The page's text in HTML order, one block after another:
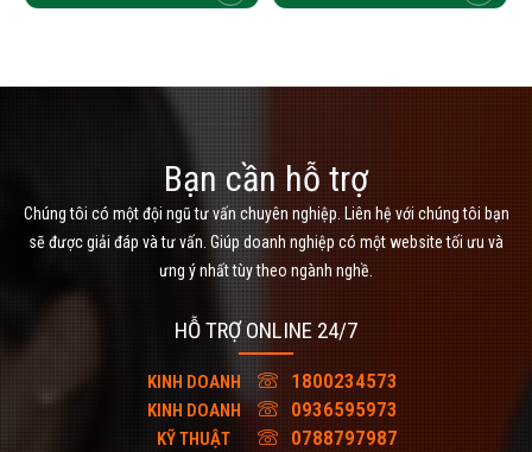
Bạn cần hỗ trợ
Chúng tôi có một đội ngũ tư vấn chuyên nghiệp. Liên hệ với chúng tôi bạn
sẽ được giải đáp và tư vấn. Giúp doanh nghiệp có một website tối ưu và
ưng ý nhất tùy theo ngành nghề.
HỖ TRỢ ONLINE 24/7
KINH DOANH 1800234573
KINH DOANH 0936595973
KỸ THUẬT 0788797987